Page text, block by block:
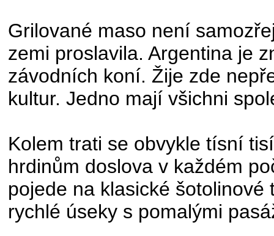
Grilované maso není
zemi proslavila. Argentina je
závodních koní. Žije zde
kultur. Jedno mají všichni
Kolem trati se obvykle tísní
hrdinům doslova v každém
pojede na klasické
rychlé úseky s pomalými